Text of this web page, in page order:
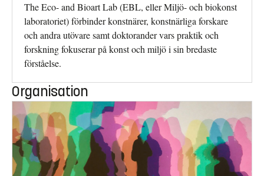
The Eco- and Bioart Lab (EBL, eller Miljö- och biokonst
laboratoriet) förbinder konstnärer, konstnärliga forskare
och andra utövare samt doktorander vars praktik och
forskning fokuserar på konst och miljö i sin bredaste
förståelse.
Organisation